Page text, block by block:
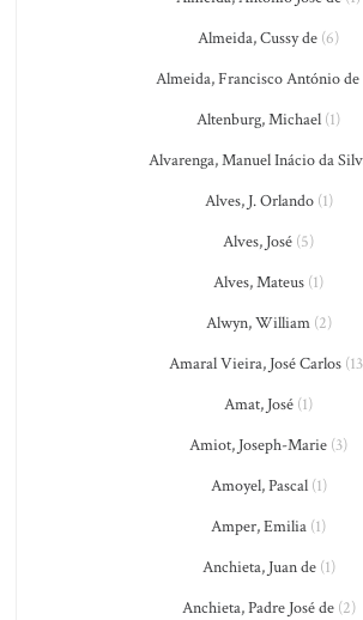
Almeida, Cussy de (6)
Almeida, Francisco António de
Altenburg, Michael (1)
Alvarenga, Manuel Inácio da
Alves, J. Orlando(1)
Alves, José (5)
Alves, Mateus (1)
Alwyn, William(2)
Amaral Vieira, José Carlos
Amat, José (1)
Amiot, Joseph-Marie (3)
Amoyel, Pascal(1)
Amper, Emilia (1)
Anchieta, Juan de(1)
Anchieta, Padre José de(2)